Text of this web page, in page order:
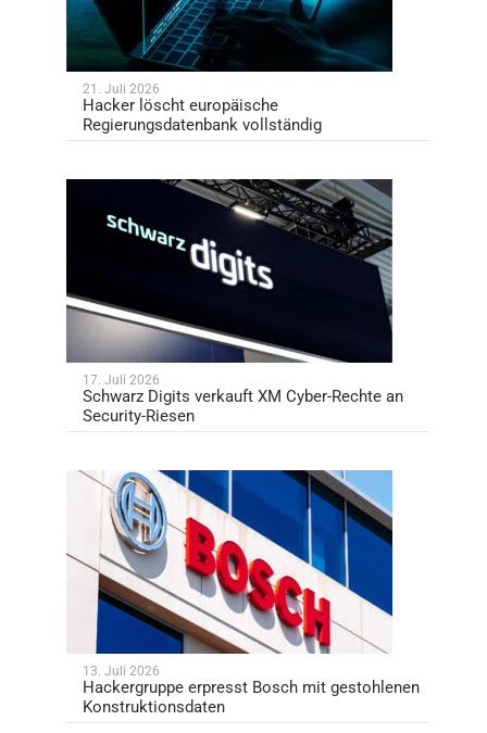
21. Juli 2026
Hacker löscht europäische
Regierungsdatenbank vollständig
17. Juli 2026
Schwarz Digits verkauft XM Cyber-Rechte an
Security-Riesen
13. Juli 2026
Hackergruppe erpresst Bosch mit gestohlenen
Konstruktionsdaten